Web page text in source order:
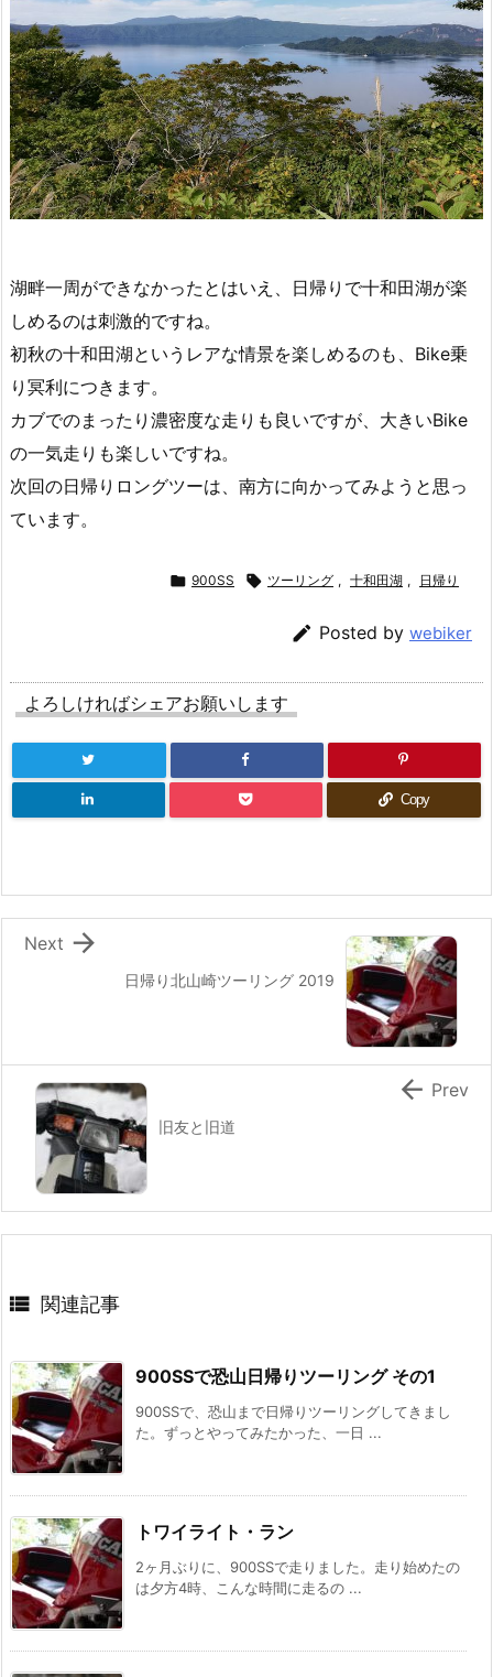
湖畔一周ができなかったとはいえ、日帰りで十和田湖が楽
しめるのは刺激的ですね。
初秋の十和田湖というレアな情景を楽しめるのも、Bike乗
り冥利につきます。
カブでのまったり濃密度な走りも良いですが、大きいBike
の一気走りも楽しいですね。
次回の日帰りロングツーは、南方に向かってみようと思っ
ています。
 900SS  ツーリング , 十和田湖 , 日帰り
 Posted by webiker
よろしければシェアお願いします
Copy
日帰り北山崎ツーリング 2019

Next
旧友と旧道
 Prev
 関連記事
900SSで恐山日帰りツーリング その1
900SSで、恐山まで日帰りツーリングしてきまし
た。ずっとやってみたかった、一日 ...
トワイライト・ラン
2ヶ月ぶりに、900SSで走りました。走り始めたの
は夕方4時、こんな時間に走るの ...